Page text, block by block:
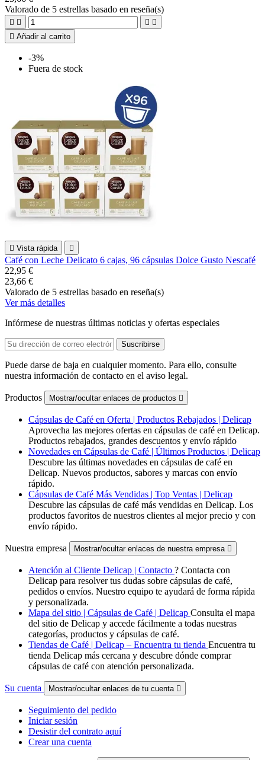
Valorado de 5 estrellas basado en reseña(s)
   
 Añadir al carrito
-3%
Fuera de stock
 Vista rápida 
Café con Leche Delicato 6 cajas, 96 cápsulas Dolce Gusto Nescafé
22,95 €
23,66 €
Valorado de 5 estrellas basado en reseña(s)
Ver más detalles
Infórmese de nuestras últimas noticias y ofertas especiales
Puede darse de baja en cualquier momento. Para ello, consulte
nuestra información de contacto en el aviso legal.
Productos Mostrar/ocultar enlaces de productos 
Cápsulas de Café en Oferta | Productos Rebajados | Delicap
Aprovecha las mejores ofertas en cápsulas de café en Delicap.
Productos rebajados, grandes descuentos y envío rápido
Novedades en Cápsulas de Café | Últimos Productos | Delicap
Descubre las últimas novedades en cápsulas de café en
Delicap. Nuevos productos, sabores y marcas con envío
rápido.
Cápsulas de Café Más Vendidas | Top Ventas | Delicap
Descubre las cápsulas de café más vendidas en Delicap. Los
productos favoritos de nuestros clientes al mejor precio y con
envío rápido.
Nuestra empresa Mostrar/ocultar enlaces de nuestra empresa 
Atención al Cliente Delicap | Contacto ? Contacta con
Delicap para resolver tus dudas sobre cápsulas de café,
pedidos o envíos. Nuestro equipo te ayudará de forma rápida
y personalizada.
Mapa del sitio | Cápsulas de Café | Delicap Consulta el mapa
del sitio de Delicap y accede fácilmente a todas nuestras
categorías, productos y cápsulas de café.
Tiendas de Café | Delicap – Encuentra tu tienda Encuentra tu
tienda Delicap más cercana y descubre dónde comprar
cápsulas de café con atención personalizada.
Su cuenta Mostrar/ocultar enlaces de tu cuenta 
Seguimiento del pedido
Iniciar sesión
Desistir del contrato aquí
Crear una cuenta